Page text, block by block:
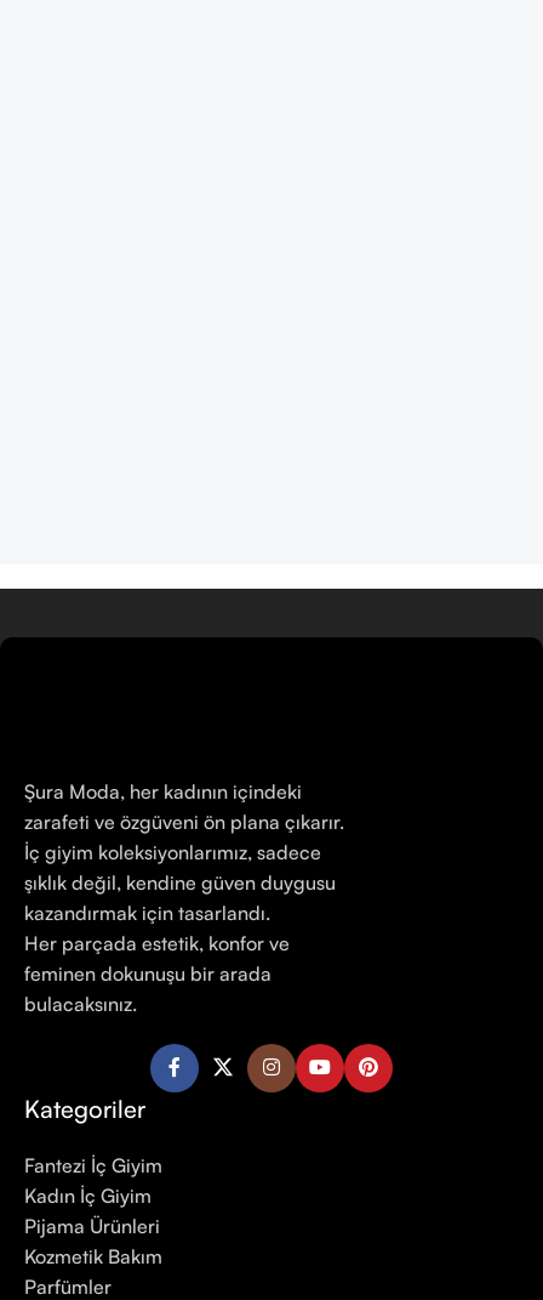
Şura Moda, her kadının içindeki
zarafeti ve özgüveni ön plana çıkarır.
İç giyim koleksiyonlarımız, sadece
şıklık değil, kendine güven duygusu
kazandırmak için tasarlandı.
Her parçada estetik, konfor ve
feminen dokunuşu bir arada
bulacaksınız.
Kategoriler
Fantezi İç Giyim
Kadın İç Giyim
Pijama Ürünleri
Kozmetik Bakım
Parfümler